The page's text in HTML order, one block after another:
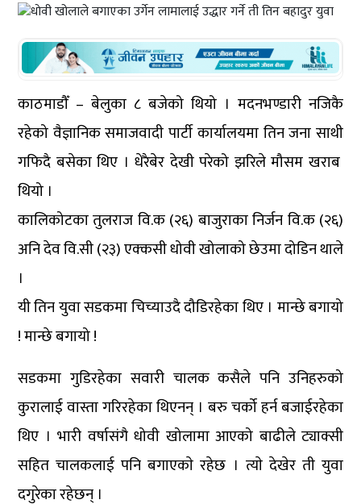
काठमाडौँ – बेलुका ८ बजेको थियो । मदनभण्डारी नजिकै
रहेको वैज्ञानिक समाजवादी पार्टी कार्यालयमा तिन जना साथी
गफिदै बसेका थिए । धेरैबेर देखी परेको झरिले मौसम खराब
थियो ।
कालिकोटका तुलराज वि.क (२६) बाजुराका निर्जन वि.क (२६)
अनि देव वि.सी (२३) एक्कसी धोवी खोलाको छेउमा दोडिन थाले
।
यी तिन युवा सडकमा चिच्याउदै दौडिरहेका थिए । मान्छे बगायो
! मान्छे बगायो !
सडकमा गुडिरहेका सवारी चालक कसैले पनि उनिहरुको
कुरालाई वास्ता गरिरहेका थिएनन् । बरु चर्को हर्न बजाईरहेका
थिए । भारी वर्षासंगै धोवी खोलामा आएको बाढीले ट्याक्सी
सहित चालकलाई पनि बगाएकाे रहेछ । त्याे देखेर ती युवा
दगुरेका रहेछन् ।